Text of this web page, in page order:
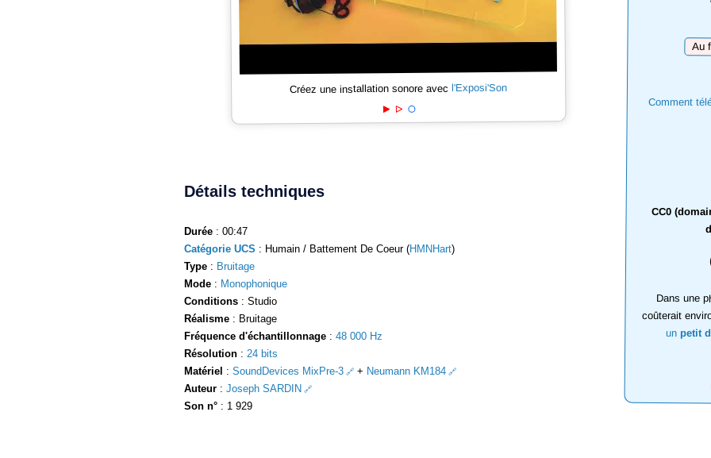
Comment
CC0
Dans une
coûterait
un petit
Créez une installation sonore avecl'Exposi'Son
Détails techniques
Durée : 00:47
Catégorie UCS : Humain / Battement De Coeur (HMNHart)
Type : Bruitage
Mode : Monophonique
Conditions : Studio
Réalisme : Bruitage
Fréquence d'échantillonnage : 48 000 Hz
Résolution : 24 bits
Matériel : SoundDevices MixPre-3 + Neumann KM184
Auteur : Joseph SARDIN
Son n° : 1 929